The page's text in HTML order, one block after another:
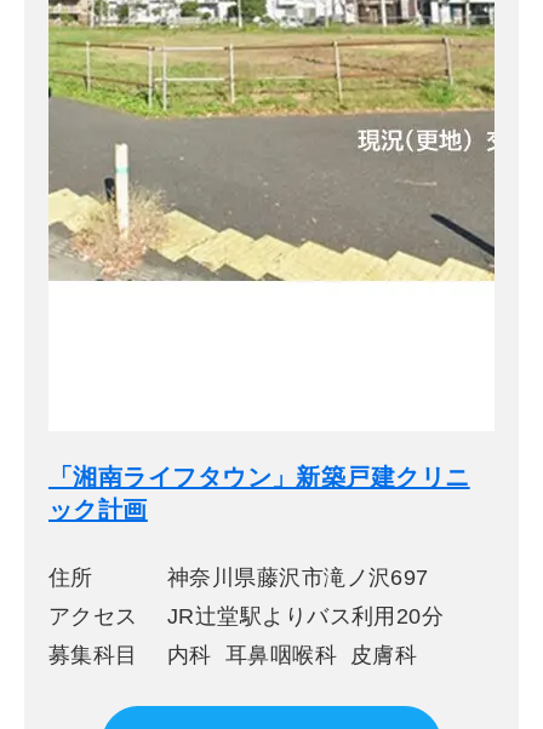
「湘南ライフタウン」新築戸建クリニ
ック計画
住所
神奈川県藤沢市滝ノ沢697
アクセス
JR辻堂駅よりバス利用20分
募集科目
内科 耳鼻咽喉科 皮膚科